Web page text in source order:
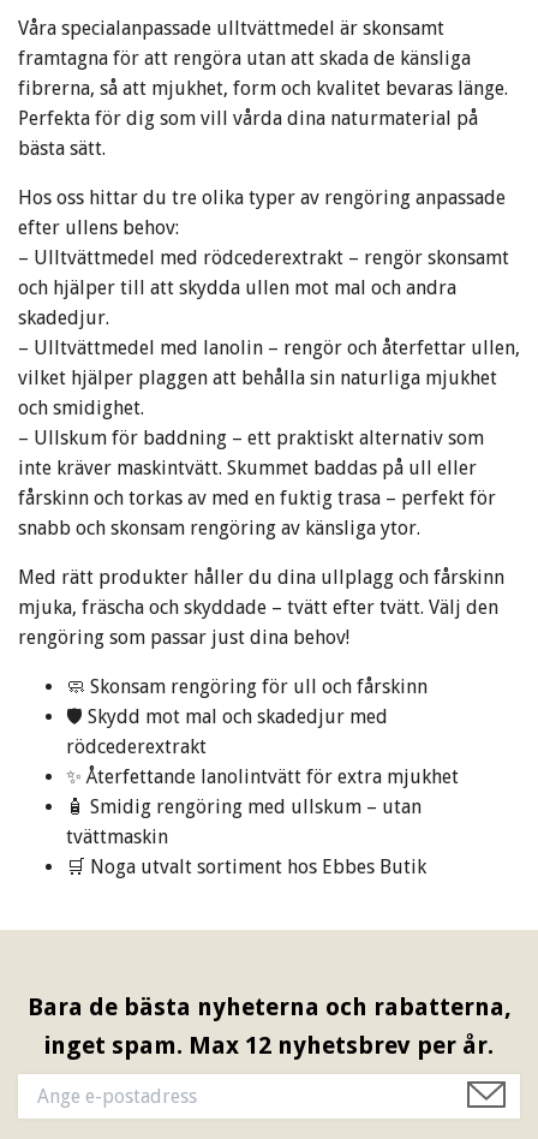
Våra specialanpassade ulltvättmedel är skonsamt
framtagna för att rengöra utan att skada de känsliga
fibrerna, så att mjukhet, form och kvalitet bevaras länge.
Perfekta för dig som vill vårda dina naturmaterial på
bästa sätt.
Hos oss hittar du tre olika typer av rengöring anpassade
efter ullens behov:
– Ulltvättmedel med rödcederextrakt – rengör skonsamt
och hjälper till att skydda ullen mot mal och andra
skadedjur.
– Ulltvättmedel med lanolin – rengör och återfettar ullen,
vilket hjälper plaggen att behålla sin naturliga mjukhet
och smidighet.
– Ullskum för baddning – ett praktiskt alternativ som
inte kräver maskintvätt. Skummet baddas på ull eller
fårskinn och torkas av med en fuktig trasa – perfekt för
snabb och skonsam rengöring av känsliga ytor.
Med rätt produkter håller du dina ullplagg och fårskinn
mjuka, fräscha och skyddade – tvätt efter tvätt. Välj den
rengöring som passar just dina behov!
🧼 Skonsam rengöring för ull och fårskinn
🛡️ Skydd mot mal och skadedjur med
rödcederextrakt
✨ Återfettande lanolintvätt för extra mjukhet
🧴 Smidig rengöring med ullskum – utan
tvättmaskin
🛒 Noga utvalt sortiment hos Ebbes Butik
Bara de bästa nyheterna och rabatterna,
inget spam. Max 12 nyhetsbrev per år.